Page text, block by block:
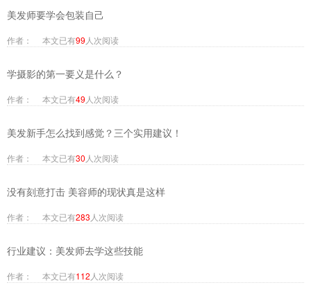
美发师要学会包装自己
作者： 本文已有99 人次阅读
学摄影的第一要义是什么？
作者： 本文已有49 人次阅读
美发新手怎么找到感觉？三个实用建议！
作者： 本文已有30 人次阅读
没有刻意打击 美容师的现状真是这样
作者： 本文已有283 人次阅读
行业建议：美发师去学这些技能
作者： 本文已有112 人次阅读